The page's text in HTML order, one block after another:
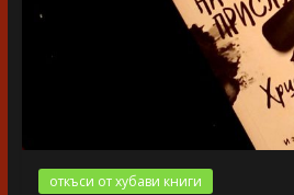
откъси от хубави книги